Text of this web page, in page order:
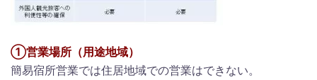
①営業場所（用途地域）
簡易宿所営業では住居地域での営業はできない。